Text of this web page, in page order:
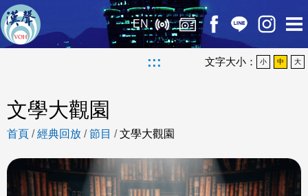
EN
::: 文字大小： 小 中 大
文學大觀園
首頁 /經典回放 /節目 /文學大觀園